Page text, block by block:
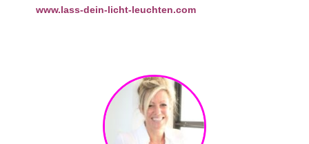
www.lass-dein-licht-leuchten.com